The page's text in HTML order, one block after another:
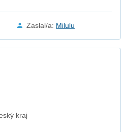
Zaslal/a: Milulu
kraj